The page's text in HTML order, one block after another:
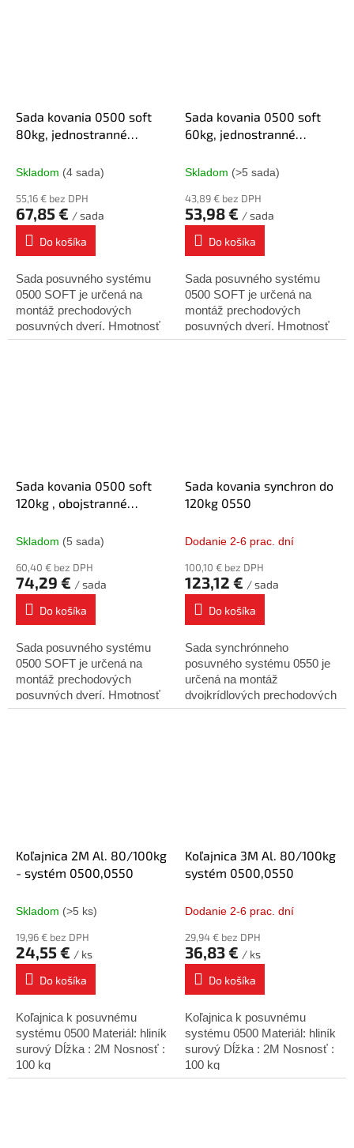
Sada kovania 0500 soft
80kg, jednostranné
Skladom (4 sada)
55,16 € bez DPH
67,85 € / sada
Do košíka
Sada posuvného systému
0500 SOFT je určená na
montáž prechodových
posuvných dverí. Hmotnosť
dverí nesmie presiahnuť 80
Sada kovania 0500 soft
60kg, jednostranné
Skladom (>5 sada)
43,89 € bez DPH
53,98 € / sada
Do košíka
Sada posuvného systému
0500 SOFT je určená na
montáž prechodových
posuvných dverí. Hmotnosť
dverí nesmie presiahnuť 60
Sada kovania 0500 soft
120kg , obojstranné
Skladom (5 sada)
60,40 € bez DPH
74,29 € / sada
Do košíka
Sada posuvného systému
0500 SOFT je určená na
montáž prechodových
posuvných dverí. Hmotnosť
dverí nesmie presiahnuť 120
Sada kovania synchron do
120kg 0550
Dodanie 2-6 prac. dní
100,10 € bez DPH
123,12 € / sada
Do košíka
Sada synchrónneho
posuvného systému 0550 je
určená na montáž
dvojkrídlových prechodových
posuvných dverí. Hmotnosť
Koľajnica 2M Al. 80/100kg
- systém 0500,0550
Skladom (>5 ks)
19,96 € bez DPH
24,55 € / ks
Do košíka
Koľajnica k posuvnému
systému 0500 Materiál: hliník
surový Dĺžka : 2M Nosnosť :
100 kg
Koľajnica 3M Al. 80/100kg
systém 0500,0550
Dodanie 2-6 prac. dní
29,94 € bez DPH
36,83 € / ks
Do košíka
Koľajnica k posuvnému
systému 0500 Materiál: hliník
surový Dĺžka : 2M Nosnosť :
100 kg